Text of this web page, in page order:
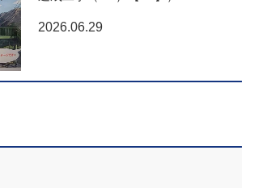
2026.06.29